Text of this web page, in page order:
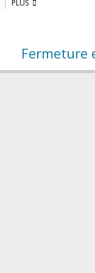
PLUS
Fermeture